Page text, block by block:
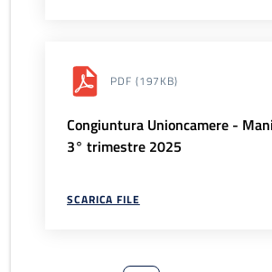
PDF (197KB)
Congiuntura Unioncamere -
3° trimestre 2025
SCARICA FILE